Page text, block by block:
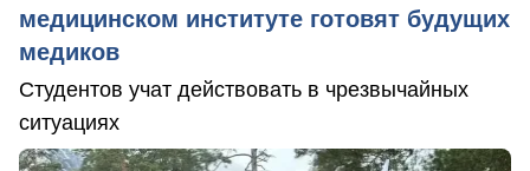
медицинском институте готовят будущих
медиков
Студентов учат действовать в чрезвычайных
ситуациях